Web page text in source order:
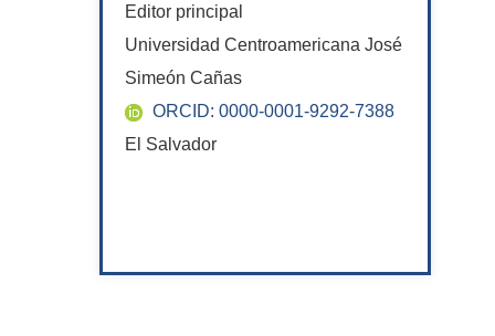
Editor principal
Universidad Centroamericana José
Simeón Cañas
ORCID: 0000-0001-9292-7388
El Salvador